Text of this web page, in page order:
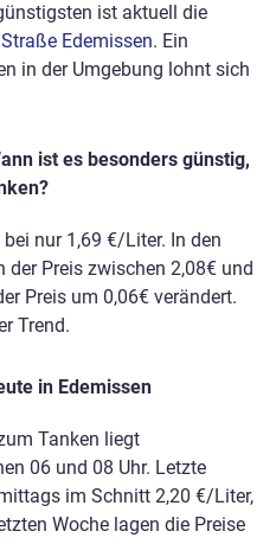
ist aktuell die
Edemissen. Ein
in der Umgebung lohnt sich
ist es besonders günstig,
nur 1,69 €/Liter. In den
der Preis zwischen 2,08€ und
Preis um 0,06€ verändert.
Trend.
in Edemissen
Tanken liegt
06 und 08 Uhr. Letzte
im Schnitt 2,20 €/Liter,
Woche lagen die Preise